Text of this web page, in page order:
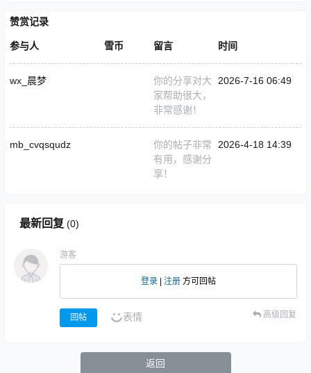
赞赏记录
参与人 雪币 留言 时间
wx_晨梦
你的分享对大
家帮助很大，
非常感谢！
2026-7-16 06:49
mb_cvqsqudz
你的帖子非常
有用，感谢分
享！
2026-4-18 14:39
最新回复 (0)
游客
登录 注册 方可回帖
回帖 表情 高级回复
返回